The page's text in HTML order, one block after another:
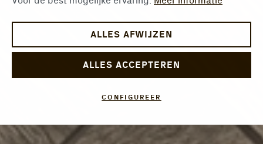
ALLES AFWIJZEN
ALLES ACCEPTEREN
CONFIGUREER